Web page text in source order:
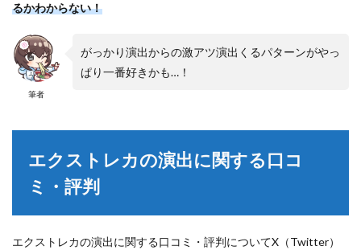
るかわからない！
筆者
がっかり演出からの激アツ演出くるパターンがやっ
ぱり一番好きかも…！
エクストレカの演出に関する口コ
ミ・評判
エクストレカの演出に関する口コミ・評判についてX（Twitter）